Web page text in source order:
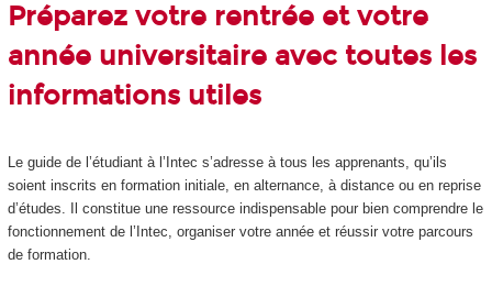
Préparez votre rentrée et votre
année universitaire avec toutes les
informations utiles
Le guide de l’étudiant à l’Intec s’adresse à tous les apprenants, qu’ils
soient inscrits en formation initiale, en alternance, à distance ou en reprise
d’études. Il constitue une ressource indispensable pour bien comprendre le
fonctionnement de l’Intec, organiser votre année et réussir votre parcours
de formation.